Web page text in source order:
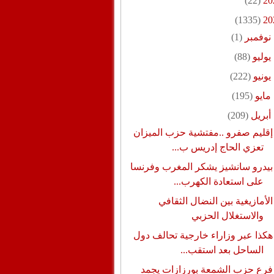
(1335)
نوفمبر(1)
يوليو(88)
يونيو(222)
مايو(195)
أبريل(209)
إقليم صفرو ..مفتشية حزب الميزان
تعزي الحاج إدريس ب...
بيدرو سانشيز يشكر المغرب وفرنسا
على استعادة الكهرب...
الأمازيغية بين النضال الثقافي
والاستغلال الحزبي
هكذا عبر وزاراء خارجية تحالف دول
الساحل بعد استقب...
فرع حزب الشمعة بورزازات يجمد